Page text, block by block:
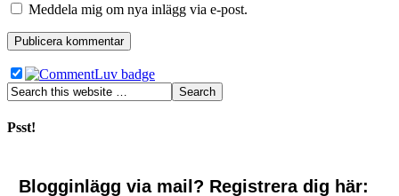
Meddela mig om nya inlägg via e-post.
Psst!
Blogginlägg via mail? Registrera dig här: